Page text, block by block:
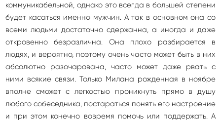
коммуникабельной, однако это всегда в большей степени
будет касаться именно мужчин. А так в основном она со
всеми людьми достаточно сдержанна, а иногда и даже
откровенно безразлична. Она плохо разбирается в
людях, и вероятно, поэтому очень часто может быть в них
абсолютно разочарована, часто может даже рвать с
ними всякие связи. Только Милана рожденная в ноябре
вполне сможет с легкостью проникнуть прямо в душу
любого собеседника, постараться понять его настроение
и при этом конечно вовремя помочь или поддержать. А